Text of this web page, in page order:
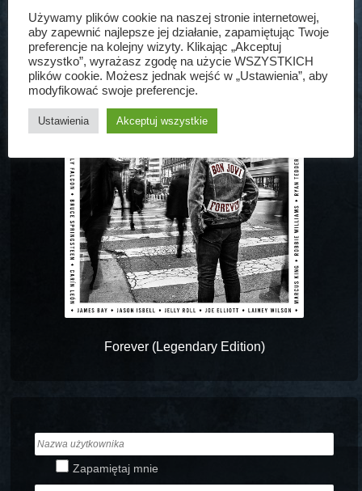
WSZYSTKO O NOWYM ALBUMIE!
Forever (Legendary Edition)
Zapamiętaj mnie
Używamy plików cookie na naszej stronie internetowej,
aby zapewnić najlepsze jej działanie, zapamiętując Twoje
preferencje na kolejny wizyty. Klikając „Akceptuj
wszystko”, wyrażasz zgodę na użycie WSZYSTKICH
plików cookie. Możesz jednak wejść w „Ustawienia”, aby
modyfikować swoje preferencje.
Ustawienia Akceptuj wszystkie